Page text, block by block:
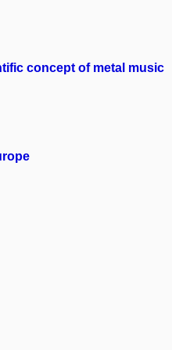
concept of metal music